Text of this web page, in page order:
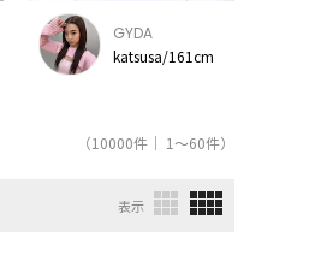
GYDA
katsusa/161cm
（10000件｜ 1～60件）
表示